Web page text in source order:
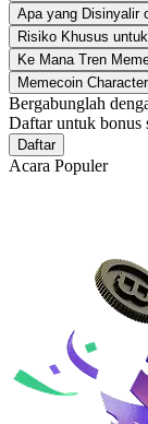
Apa yang Disinyalir
Risiko Khusus
Ke Mana Tren
Memecoin
Bergabunglah
Daftar untuk bonus
Daftar
Acara Populer